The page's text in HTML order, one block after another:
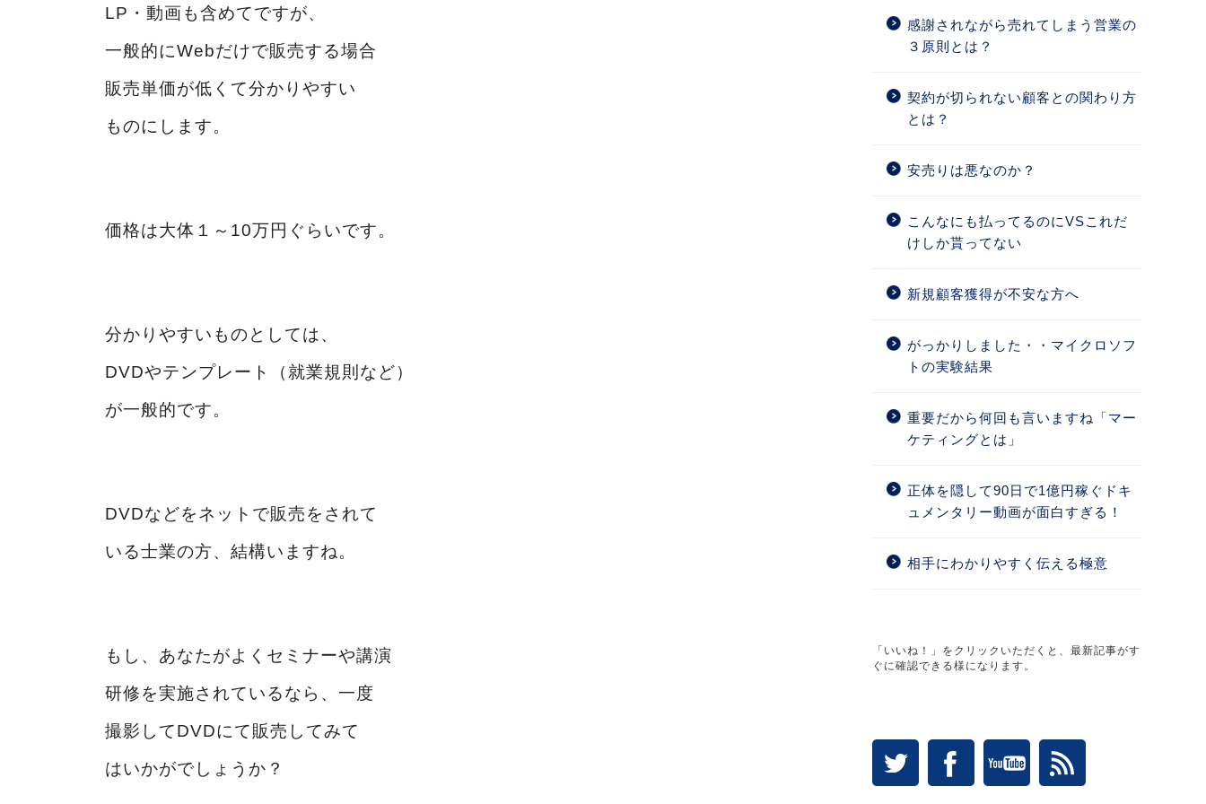
LP・動画も含めてですが、
一般的にWebだけで販売する場合
販売単価が低くて分かりやすい
ものにします。
価格は大体１～10万円ぐらいです。
分かりやすいものとしては、
DVDやテンプレート（就業規則など）
が一般的です。
DVDなどをネットで販売をされて
いる士業の方、結構いますね。
もし、あなたがよくセミナーや講演
研修を実施されているなら、一度
撮影してDVDにて販売してみて
はいかがでしょうか？
感謝されながら売れてしまう営業の
３原則とは？
契約が切られない顧客との関わり方
とは？
安売りは悪なのか？
こんなにも払ってるのにVSこれだ
けしか貰ってない
新規顧客獲得が不安な方へ
がっかりしました・・マイクロソフ
トの実験結果
重要だから何回も言いますね「マー
ケティングとは」
正体を隠して90日で1億円稼ぐドキ
ュメンタリー動画が面白すぎる！
相手にわかりやすく伝える極意
「いいね！」をクリックいただくと、最新記事がす
ぐに確認できる様になります。